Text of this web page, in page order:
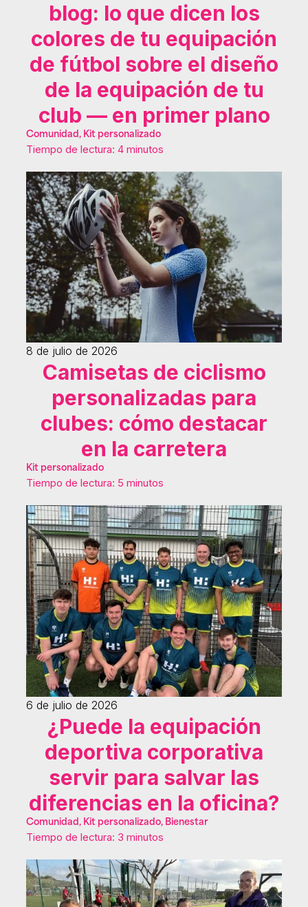
blog: lo que dicen los
colores de tu equipación
de fútbol sobre el diseño
de la equipación de tu
club — en primer plano
Comunidad, Kit personalizado
Tiempo de lectura: 4 minutos
8 de julio de 2026
Camisetas de ciclismo
personalizadas para
clubes: cómo destacar
en la carretera
Kit personalizado
Tiempo de lectura: 5 minutos
6 de julio de 2026
¿Puede la equipación
deportiva corporativa
servir para salvar las
diferencias en la oficina?
Comunidad, Kit personalizado, Bienestar
Tiempo de lectura: 3 minutos